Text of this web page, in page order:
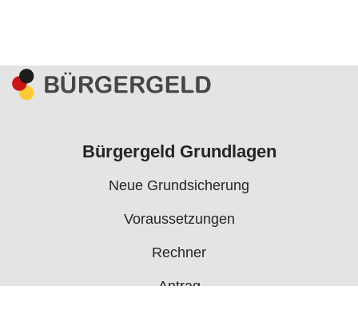
Bürgergeld Grundlagen
Neue Grundsicherung
Voraussetzungen
Rechner
Antrag